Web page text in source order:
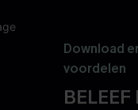
Download
voordelen
BELEEF